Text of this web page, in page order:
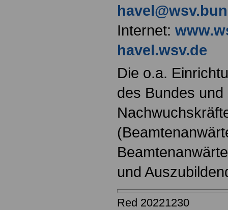
Internet:
havel.wsv.de
Die o.a.
des Bundes und
und
Red 20221230